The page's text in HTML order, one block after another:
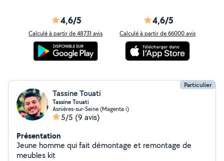
4,6/5
Calculé à partir de 48731 avis
4,6/5
Calculé à partir de 66000 avis
Particulier
Tassine Touati
Tassine Touati
Asnières-sur-Seine (Magenta i)
5/5 (9 avis)
Présentation
Jeune homme qui fait démontage et remontage de
meubles kit